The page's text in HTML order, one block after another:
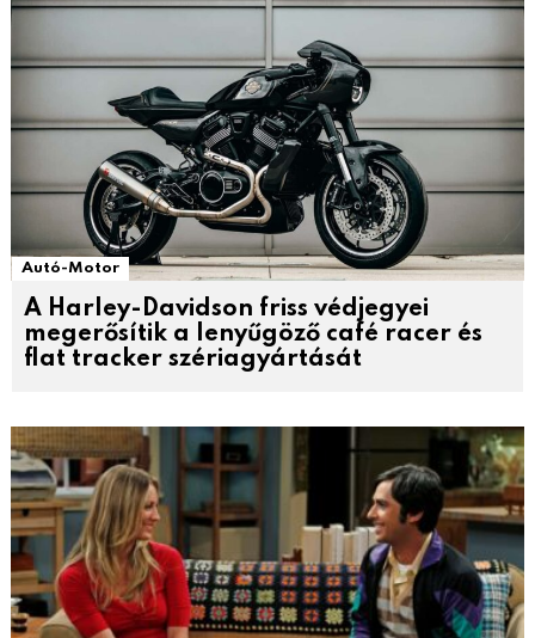
Autó-Motor
A Harley-Davidson friss védjegyei
megerősítik a lenyűgöző café racer és
flat tracker szériagyártását